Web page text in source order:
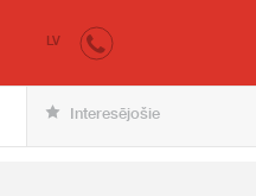
iepirkumi.lv
LV
Interesējošie